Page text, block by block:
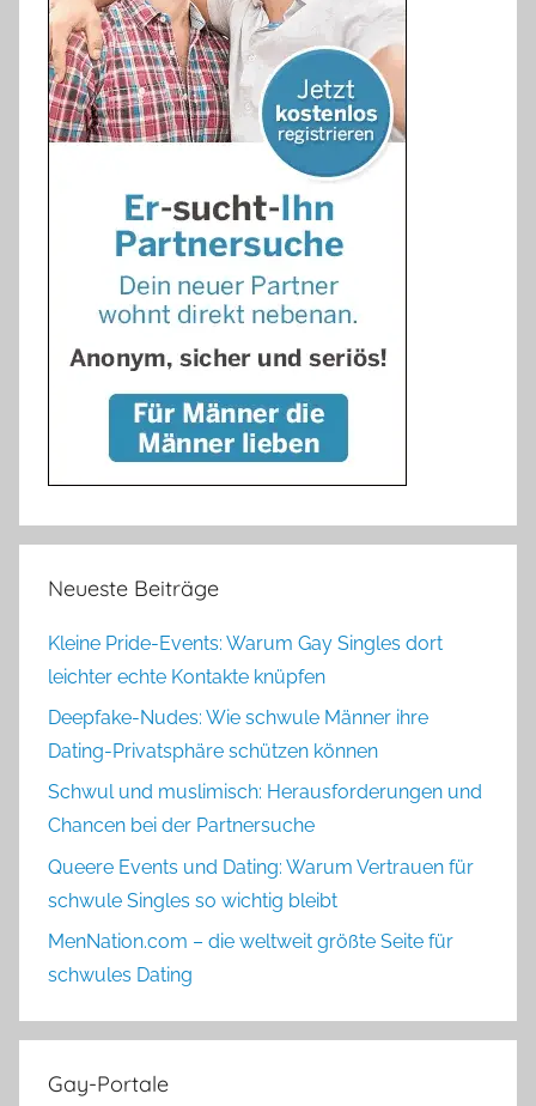
Neueste Beiträge
Kleine Pride-Events: Warum Gay Singles dort
leichter echte Kontakte knüpfen
Deepfake-Nudes: Wie schwule Männer ihre
Dating-Privatsphäre schützen können
Schwul und muslimisch: Herausforderungen und
Chancen bei der Partnersuche
Queere Events und Dating: Warum Vertrauen für
schwule Singles so wichtig bleibt
MenNation.com – die weltweit größte Seite für
schwules Dating
Gay-Portale